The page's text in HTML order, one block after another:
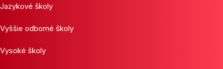
Jazykové školy
Vyššie odborné školy
Vysoké školy